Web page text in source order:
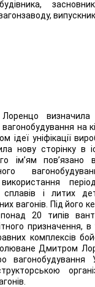
на
ідеї уніфікації
нову сторінку в
ім’ям пов’язано
і литих
вагонів. Під його
20 типів
призначення,
комплексів
Дмитром
вагонобудування